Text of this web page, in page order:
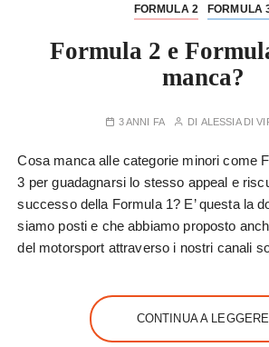
FORMULA 2 FORMULA
Formula 2 e
manca?
3 ANNI FA DI ALESSIA DI
Cosa manca alle categorie minori come
3 per guadagnarsi lo stesso appeal e
successo della Formula 1? E’ questa la
siamo posti e che abbiamo proposto
del motorsport attraverso i nostri canali
CONTINUA A LEGGERE